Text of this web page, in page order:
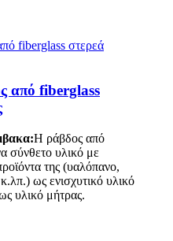
από fiberglass
Η ράβδος από
σύνθετο υλικό με
της (υαλόπανο,
ως ενισχυτικό υλικό
υλικό μήτρας.